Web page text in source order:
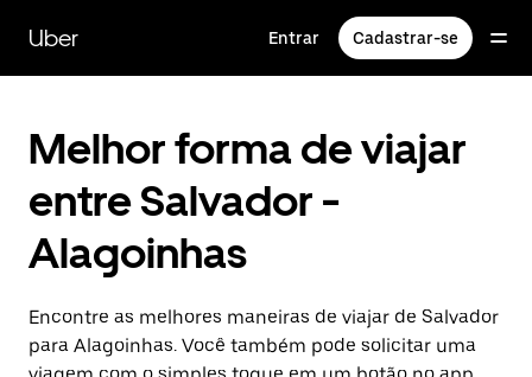
para
conteúdo
Uber Entrar Cadastrar-se
Melhor forma de viajar
entre Salvador -
Alagoinhas
Encontre as melhores maneiras de viajar de Salvador
para Alagoinhas. Você também pode solicitar uma